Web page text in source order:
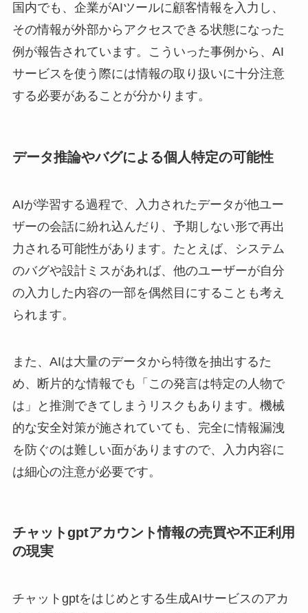
国内でも、企業がAIツールに顧客情報を入力し、
その情報が外部からアクセスできる状態になった
例が報告されています。こういった事例から、AI
サービスを使う際には情報の取り扱いに十分注意
する必要があることが分かります。
データ推論やバグによる個人特定の可能性
AIが学習する過程で、入力されたデータが他ユー
ザーの会話に紛れ込んだり、予期しない形で再出
力される可能性があります。たとえば、システム
のバグや設計ミスがあれば、他のユーザーが自分
の入力した内容の一部を偶然目にすることも考え
られます。
また、AIは大量のデータから特徴を抽出するた
め、断片的な情報でも「この発言は特定の人物で
は」と推測できてしまうリスクもあります。機械
的な安全対策が施されていても、完全に情報漏洩
を防ぐのは難しい面がありますので、入力内容に
は細心の注意が必要です。
チャットgptアカウント情報の売買や不正利用
の現実
チャットgptをはじめとする生成AIサービスのアカ